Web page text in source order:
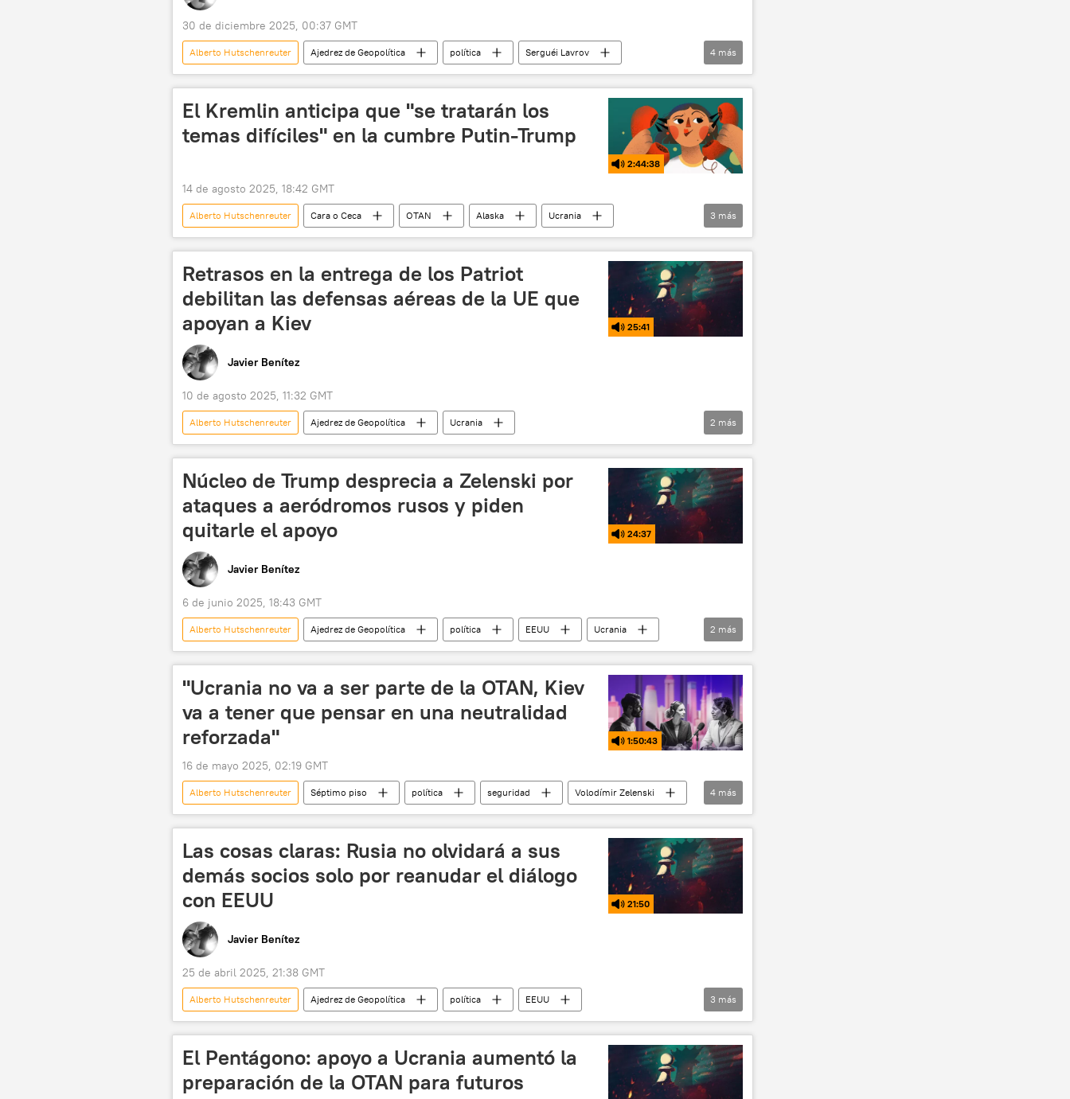
30 de diciembre 2025, 00:37 GMT
Alberto Hutschenreuter Ajedrez de Geopolítica política
Serguéi Lavrov
Ursula von der Leyen
Occidente EEUU Comisión Europea
4 más
El Kremlin anticipa que "se tratarán los
temas difíciles" en la cumbre Putin-Trump
2:44:38
14 de agosto 2025, 18:42 GMT
Alberto Hutschenreuter Cara o Ceca OTAN Alaska
Ucrania
Washington
Argentina Javier Milei
3 más
Retrasos en la entrega de los Patriot
debilitan las defensas aéreas de la UE que
apoyan a Kiev
25:41
Javier Benítez
10 de agosto 2025, 11:32 GMT
Alberto Hutschenreuter Ajedrez de Geopolítica
Ucrania
📰 Suministro de armas a Ucrania
🌍 Europa 🛡️ Fuerzas Armadas
2 más
Núcleo de Trump desprecia a Zelenski por
ataques a aeródromos rusos y piden
quitarle el apoyo
24:37
Javier Benítez
6 de junio 2025, 18:43 GMT
Alberto Hutschenreuter Ajedrez de Geopolítica política EEUU
Ucrania
OTAN
Rusia
2 más
"Ucrania no va a ser parte de la OTAN, Kiev
va a tener que pensar en una neutralidad
reforzada"
1:50:43
16 de mayo 2025, 02:19 GMT
Alberto Hutschenreuter Séptimo piso política seguridad
Volodímir Zelenski
China
Ucrania OTAN Kremlin
4 más
Las cosas claras: Rusia no olvidará a sus
demás socios solo por reanudar el diálogo
con EEUU
21:50
Javier Benítez
25 de abril 2025, 21:38 GMT
Alberto Hutschenreuter Ajedrez de Geopolítica política
EEUU
📰 Operación rusa de desmilitarización y desnazificación de Ucrania
Rusia Ucrania
3 más
El Pentágono: apoyo a Ucrania aumentó la
preparación de la OTAN para futuros